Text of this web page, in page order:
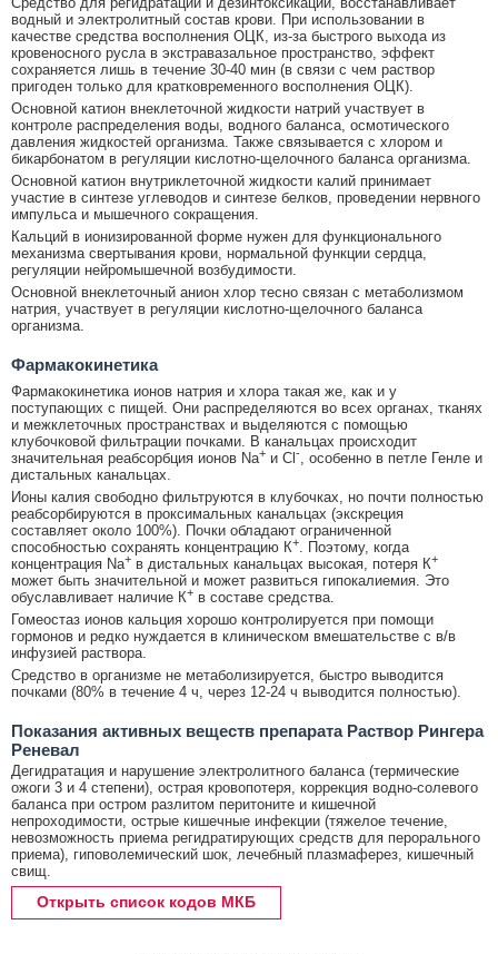
водный и электролитный состав крови. При использовании в
качестве средства восполнения ОЦК, из-за быстрого выхода из
кровеносного русла в экстравазальное пространство, эффект
сохраняется лишь в течение 30-40 мин (в связи с чем раствор
пригоден только для кратковременного восполнения ОЦК).
Основной катион внеклеточной жидкости натрий участвует в
контроле распределения воды, водного баланса, осмотического
давления жидкостей организма. Также связывается с хлором и
бикарбонатом в регуляции кислотно-щелочного баланса организма.
Основной катион внутриклеточной жидкости калий принимает
участие в синтезе углеводов и синтезе белков, проведении нервного
импульса и мышечного сокращения.
Кальций в ионизированной форме нужен для функционального
механизма свертывания крови, нормальной функции сердца,
регуляции нейромышечной возбудимости.
Основной внеклеточный анион хлор тесно связан с метаболизмом
натрия, участвует в регуляции кислотно-щелочного баланса
организма.
Фармакокинетика
Фармакокинетика ионов натрия и хлора такая же, как и у
поступающих с пищей. Они распределяются во всех органах, тканях
и межклеточных пространствах и выделяются с помощью
клубочковой фильтрации почками. В канальцах происходит
значительная реабсорбция ионов Na+ и Сl -, особенно в петле Генле и
дистальных канальцах.
Ионы калия свободно фильтруются в клубочках, но почти полностью
реабсорбируются в проксимальных канальцах (экскреция
составляет около 100%). Почки обладают ограниченной
способностью сохранять концентрацию К+. Поэтому, когда
концентрация Na+ в дистальных канальцах высокая, потеря К+
может быть значительной и может развиться гипокалиемия. Это
обуславливает наличие К+ в составе средства.
Гомеостаз ионов кальция хорошо контролируется при помощи
гормонов и редко нуждается в клиническом вмешательстве с в/в
инфузией раствора.
Средство в организме не метаболизируется, быстро выводится
почками (80% в течение 4 ч, через 12-24 ч выводится полностью).
Показания активных веществ препарата Раствор Рингера
Реневал
Дегидратация и нарушение электролитного баланса (термические
ожоги 3 и 4 степени), острая кровопотеря, коррекция водно-солевого
баланса при остром разлитом перитоните и кишечной
непроходимости, острые кишечные инфекции (тяжелое течение,
невозможность приема регидратирующих средств для перорального
приема), гиповолемический шок, лечебный плазмаферез, кишечный
свищ.
Открыть список кодов МКБ